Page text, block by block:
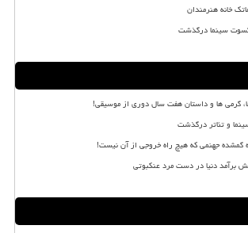
خانه هنرمندان
سینما درگذشت
گرمی ها و داستان هفت سال دوری از موسیقی!
و تئاتر درگذشت
جهنمی که هیچ راه خروجی از آن نیست!
برآمد دنیا در دست مرد عنکبوتی